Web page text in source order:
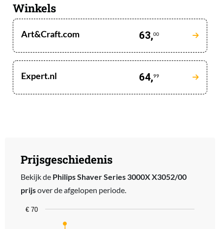
Winkels
Art&Craft.com 63,00
Expert.nl 64,99
Prijsgeschiedenis
Bekijk de Philips Shaver Series 3000X X3052/00
prijsover de afgelopen periode.
Chart
Line chart with 109 data points.
€ 70